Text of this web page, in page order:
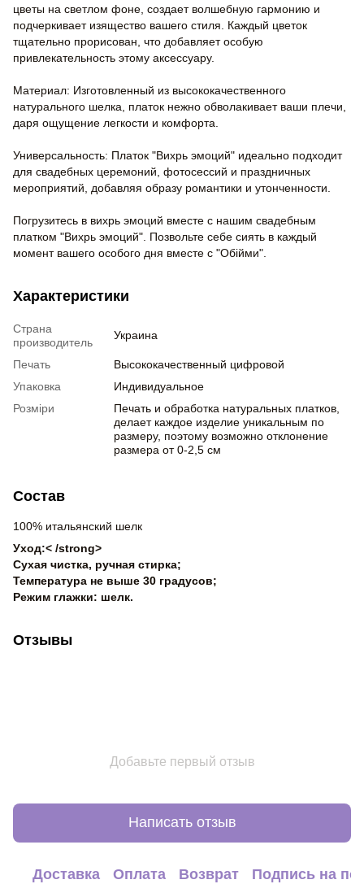
цветы на светлом фоне, создает волшебную гармонию и
подчеркивает изящество вашего стиля. Каждый цветок
тщательно прорисован, что добавляет особую
привлекательность этому аксессуару.
Материал: Изготовленный из высококачественного
натурального шелка, платок нежно обволакивает ваши плечи,
даря ощущение легкости и комфорта.
Универсальность: Платок "Вихрь эмоций" идеально подходит
для свадебных церемоний, фотосессий и праздничных
мероприятий, добавляя образу романтики и утонченности.
Погрузитесь в вихрь эмоций вместе с нашим свадебным
платком "Вихрь эмоций". Позвольте себе сиять в каждый
момент вашего особого дня вместе с "Обійми".
Характеристики
Страна
производитель
Украина
Печать
Высококачественный цифровой
Упаковка
Индивидуальное
Розміри
Печать и обработка натуральных платков,
делает каждое изделие уникальным по
размеру, поэтому возможно отклонение
размера от 0-2,5 см
Состав
100% итальянский шелк
Уход:< /strong>
Сухая чистка, ручная стирка;
Температура не выше 30 градусов;
Режим глажки: шелк.
Отзывы
Добавьте первый отзыв
Написать отзыв
Доставка Оплата Возврат Подпись на